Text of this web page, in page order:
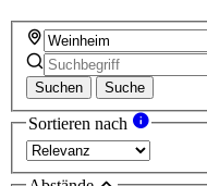
Suchen Suche
Sortieren nach